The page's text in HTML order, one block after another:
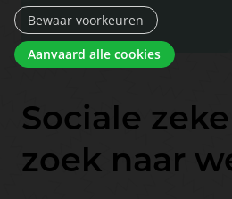
Bewaar voorkeuren
Aanvaard alle cookies
Sociale
zoek naar